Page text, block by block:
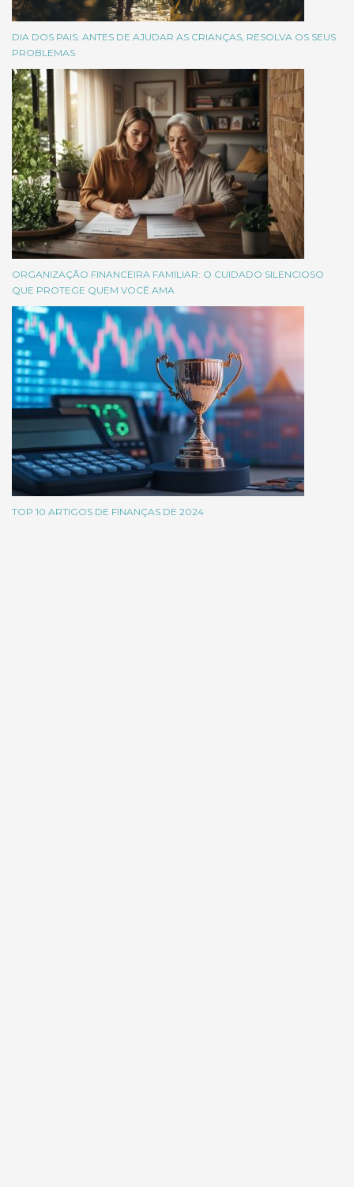
DIA DOS PAIS: ANTES DE AJUDAR AS CRIANÇAS, RESOLVA OS SEUS
PROBLEMAS
ORGANIZAÇÃO FINANCEIRA FAMILIAR: O CUIDADO SILENCIOSO
QUE PROTEGE QUEM VOCÊ AMA
TOP 10 ARTIGOS DE FINANÇAS DE 2024